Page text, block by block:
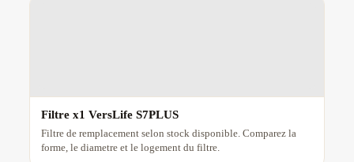
Filtre x1 VersLife S7PLUS
Filtre de remplacement selon stock disponible. Comparez la
forme, le diametre et le logement du filtre.